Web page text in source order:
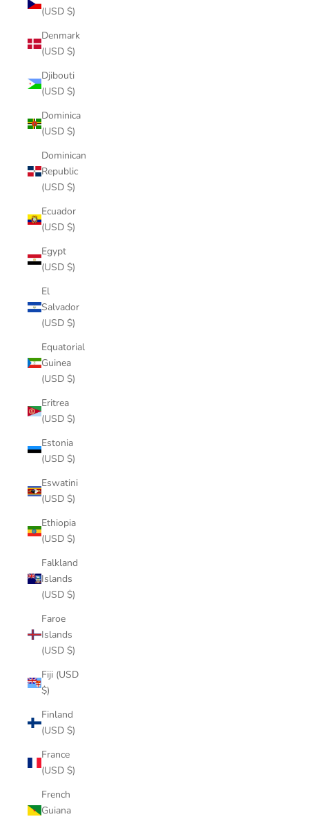
(USD $)
Denmark
(USD $)
Djibouti
(USD $)
Dominica
(USD $)
Dominican
Republic
(USD $)
Ecuador
(USD $)
Egypt
(USD $)
El
Salvador
(USD $)
Equatorial
Guinea
(USD $)
Eritrea
(USD $)
Estonia
(USD $)
Eswatini
(USD $)
Ethiopia
(USD $)
Falkland
Islands
(USD $)
Faroe
Islands
(USD $)
Fiji (USD
$)
Finland
(USD $)
France
(USD $)
French
Guiana